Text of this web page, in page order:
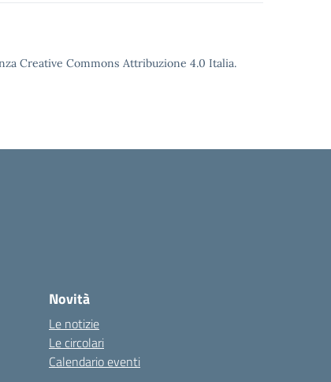
Creative Commons Attribuzione 4.0 Italia.
Novità
Le notizie
Le circolari
Calendario eventi